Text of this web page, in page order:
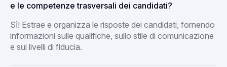
e le competenze trasversali dei candidati?
Sì! Estrae e organizza le risposte dei candidati, fornendo
informazioni sulle qualifiche, sullo stile di comunicazione
e sui livelli di fiducia.